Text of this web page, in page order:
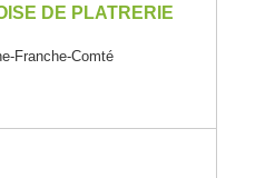
DE PLATRERIE
Franche-Comté